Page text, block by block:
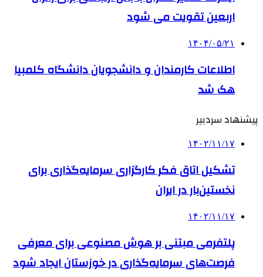
اربعین تقویت می شود
۱۴۰۴/۰۵/۲۱
اطلاعات کارمندان و دانشجویان دانشگاه کلمبیا
هک شد
پیشنهاد سردبیر
۱۴۰۲/۱۱/۱۷
تشکیل اتاق فکر کارگزاری سرمایه‌گذاری برای
نخستین‌بار در ایران
۱۴۰۲/۱۱/۱۷
پلتفرمی مبتنی بر هوش مصنوعی برای معرفی
فرصت‌های سرمایه‌گذاری در خوزستان ایجاد شود